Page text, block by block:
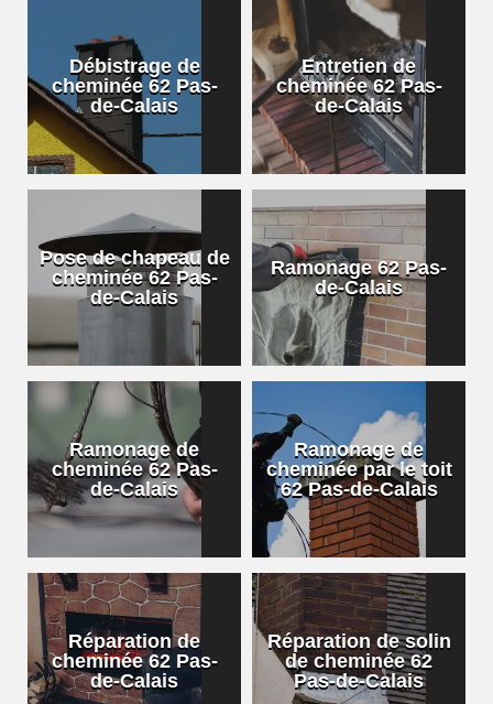
Débistrage de
cheminée 62 Pas-
de-Calais
Entretien de
cheminée 62 Pas-
de-Calais
Pose de chapeau de
cheminée 62 Pas-
de-Calais
Ramonage 62 Pas-
de-Calais
Ramonage de
cheminée 62 Pas-
de-Calais
Ramonage de
cheminée par le toit
62 Pas-de-Calais
Réparation de
cheminée 62 Pas-
de-Calais
Réparation de solin
de cheminée 62
Pas-de-Calais